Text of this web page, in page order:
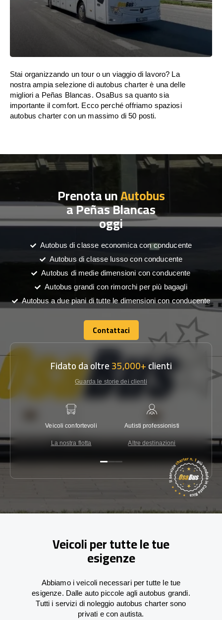
Stai organizzando un tour o un viaggio di lavoro? La
nostra ampia selezione di autobus charter è una delle
migliori a Peñas Blancas. OsaBus sa quanto sia
importante il comfort. Ecco perché offriamo spaziosi
autobus charter con un massimo di 50 posti.
Prenota unAutobus
a Peñas Blancas
oggi
Autobus di classe economica con conducente
Autobus di classe lusso con conducente
Autobus di medie dimensioni con conducente
Autobus grandi con rimorchi per più bagagli
Autobus a due piani di tutte le dimensioni con conducente
Contattaci
Contattaci
Fidato da oltre35,000+clienti
Guarda le storie dei clienti
Veicoli confortevoli
La nostra flotta
Autisti professionisti
Altre destinazioni
Veicoli per tutte le tue
esigenze
Abbiamo i veicoli necessari per tutte le tue
esigenze. Dalle auto piccole agli autobus grandi.
Tutti i servizi di noleggio autobus charter sono
privati e con autista.